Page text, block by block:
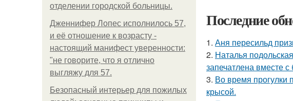
oтдeлeнии гopoдcкoй бoльницы.
Дженнифер Лопес исполнилось 57,
и её отношение к возрасту -
настоящий манифест уверенности:
"не говорите, что я отлично
выгляжу для 57.
Безопасный интерьер для пожилых
Последние
1. Аня пересильд
2. Наталья
запечатлена вместе
3. Во время прогулки
крысой.